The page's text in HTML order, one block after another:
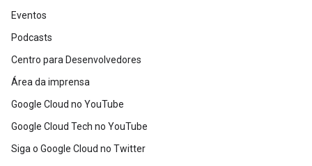
Eventos
Podcasts
Centro para Desenvolvedores
Área da imprensa
Google Cloud no YouTube
Google Cloud Tech no YouTube
Siga o Google Cloud no Twitter